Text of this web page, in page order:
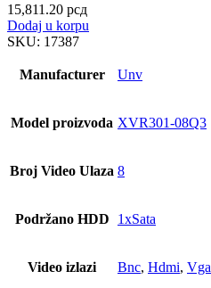
15,811.20 рсд
Dodaj u korpu
SKU: 17387
Manufacturer Unv
Model proizvoda XVR301-08Q3
Broj Video Ulaza 8
Podržano HDD 1xSata
Video izlazi Bnc, Hdmi, Vga